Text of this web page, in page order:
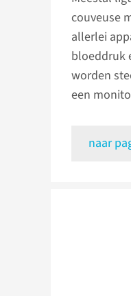
couveuse
allerlei
bloeddruk
worden
een
naar